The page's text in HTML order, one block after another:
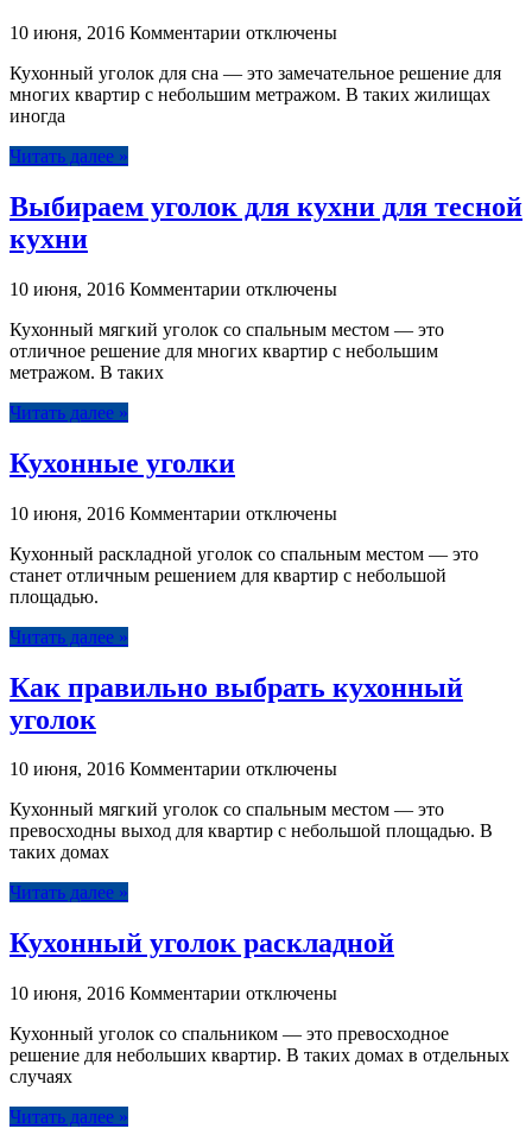
10 июня, 2016 Комментарии к
Качественные,
недорогие
отключены
Кухонный уголок для сна — это замечательное решение для
многих квартир с небольшим метражом. В таких жилищах
иногда
Читать далее »
Выбираем уголок для кухни для тесной
кухни
10 июня, 2016 Комментарии к
Выбираем
уголок
отключены
Кухонный мягкий уголок со спальным местом — это
отличное решение для многих квартир с небольшим
метражом. В таких
Читать далее »
Кухонные уголки
10 июня, 2016 Комментарии к
Кухонные
уголки
отключены
Кухонный раскладной уголок со спальным местом — это
станет отличным решением для квартир с небольшой
площадью.
Читать далее »
Как правильно выбрать кухонный
уголок
10 июня, 2016 Комментарии к
Как
правильно
отключены
Кухонный мягкий уголок со спальным местом — это
превосходны выход для квартир с небольшой площадью. В
таких домах
Читать далее »
Кухонный уголок раскладной
10 июня, 2016 Комментарии к
Кухонный
уголок
отключены
Кухонный уголок со спальником — это превосходное
решение для небольших квартир. В таких домах в отдельных
случаях
Читать далее »